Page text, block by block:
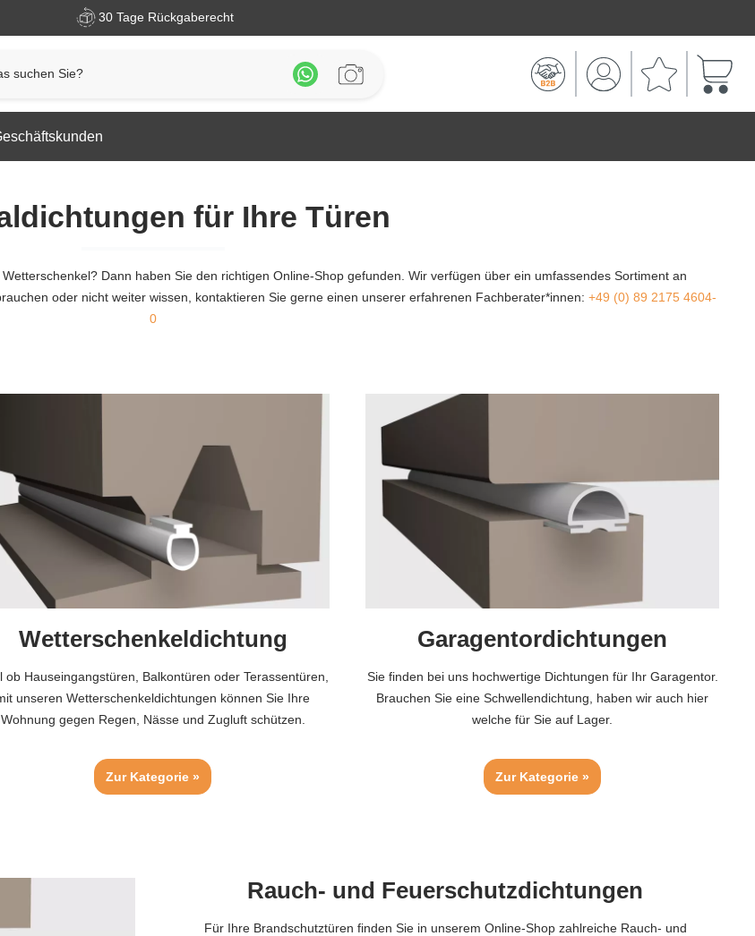
30 Tage Rückgaberecht
für Ihre Türen
Dann haben Sie den richtigen Online-Shop gefunden. Wir verfügen über ein umfassendes Sortiment an
oder nicht weiter wissen, kontaktieren Sie gerne einen unserer erfahrenen Fachberater*innen: +49 (0) 89 2175 4604-
0
Wetterschenkeldichtung
ob Hauseingangstüren, Balkontüren oder Terassentüren,
unseren Wetterschenkeldichtungen können Sie Ihre
Wohnung gegen Regen, Nässe und Zugluft schützen.
Zur Kategorie »
Garagentordichtungen
Sie finden bei uns hochwertige Dichtungen für Ihr Garagentor.
Brauchen Sie eine Schwellendichtung, haben wir auch hier
welche für Sie auf Lager.
Zur Kategorie »
Rauch- und Feuerschutzdichtungen
Für Ihre Brandschutztüren finden Sie in unserem Online-Shop zahlreiche Rauch- und